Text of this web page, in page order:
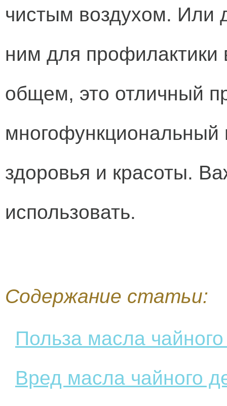
чистым воздухом. Или
ним для профилактики
общем, это отличный
многофункциональный
здоровья и красоты.
использовать.
Содержание статьи:
Польза масла
Вред масла чайного